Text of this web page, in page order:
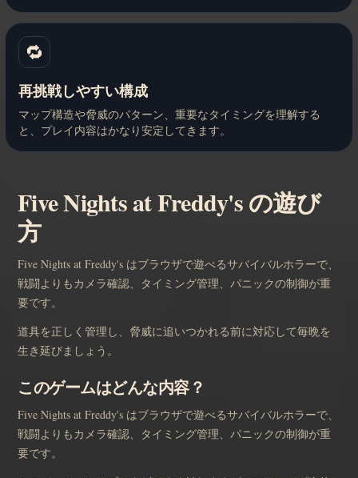
🔁
再挑戦しやすい構成
マップ構造や脅威のパターン、重要なタイミングを理解する
と、プレイ内容はかなり安定してきます。
Five Nights at Freddy's の遊び
方
Five Nights at Freddy's はブラウザで遊べるサバイバルホラーで、
戦闘よりもカメラ確認、タイミング管理、パニックの制御が重
要です。
道具を正しく管理し、脅威に追いつかれる前に対応して毎晩を
生き延びましょう。
このゲームはどんな内容？
Five Nights at Freddy's はブラウザで遊べるサバイバルホラーで、
戦闘よりもカメラ確認、タイミング管理、パニックの制御が重
要です。